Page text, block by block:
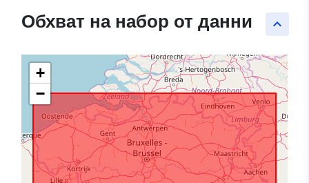
keyboard_arrow_up
Обхват на набор от данни
+
−